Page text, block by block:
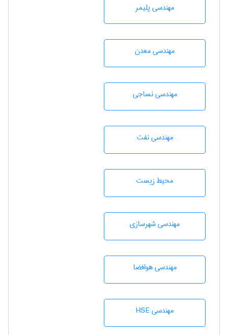
مهندسی پليمر
مهندسی معدن
مهندسي نساجی
مهندسی نفت
محيط زيست
مهندسی شهرسازی
مهندسی هوافضا
مهندسی HSE